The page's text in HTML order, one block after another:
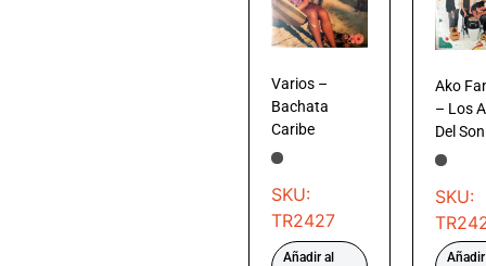
Varios –
Bachata
Caribe
SKU:
TR2427
Añadir al
Ako
– Los
Del Son
SKU: